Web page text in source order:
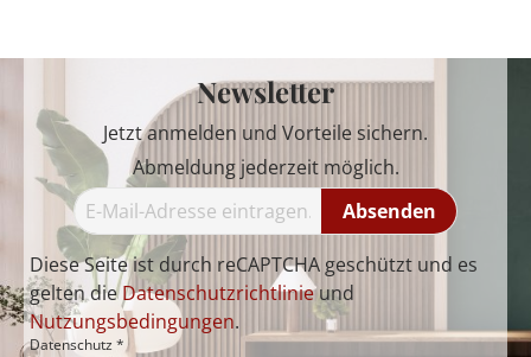
Newsletter
Jetzt anmelden und Vorteile sichern.
Abmeldung jederzeit möglich.
Absenden
Diese Seite ist durch reCAPTCHA geschützt und es
gelten dieDatenschutzrichtlinieund
Nutzungsbedingungen.
Datenschutz *